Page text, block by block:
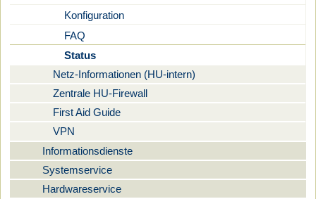
Konfiguration
FAQ
Status
Netz-Informationen (HU-intern)
Zentrale HU-Firewall
First Aid Guide
VPN
Informationsdienste
Systemservice
Hardwareservice